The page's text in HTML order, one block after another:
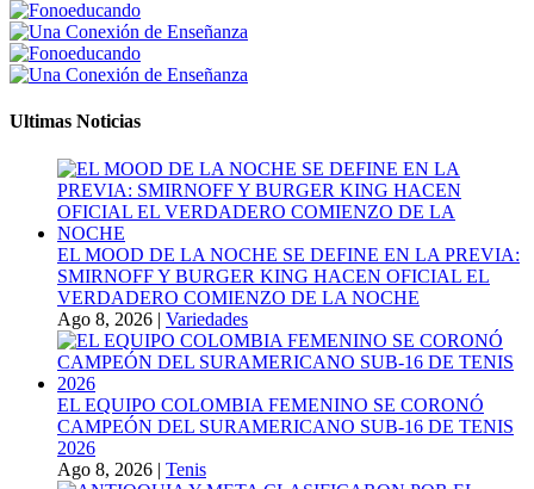
Ultimas Noticias
EL MOOD DE LA NOCHE SE DEFINE EN LA PREVIA:
SMIRNOFF Y BURGER KING HACEN OFICIAL EL
VERDADERO COMIENZO DE LA NOCHE
Ago 8, 2026 | Variedades
EL EQUIPO COLOMBIA FEMENINO SE CORONÓ
CAMPEÓN DEL SURAMERICANO SUB-16 DE TENIS
2026
Ago 8, 2026 | Tenis